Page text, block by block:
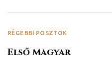
RÉGEBBI POSZTOK
Első Magyar